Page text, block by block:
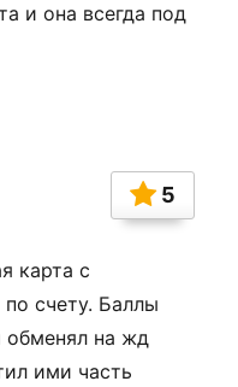
и она всегда под
5
карта с
счету. Баллы
обменял на жд
ими часть